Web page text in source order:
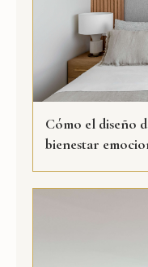
Cómo el diseño
bienestar